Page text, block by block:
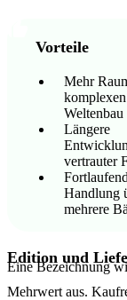
Vorteile
Mehr
komplexen
Weltenbau
Längere
vertrauter
Handlung
mehrere
Edition und
Eine Bezeichnung
Mehrwert aus.